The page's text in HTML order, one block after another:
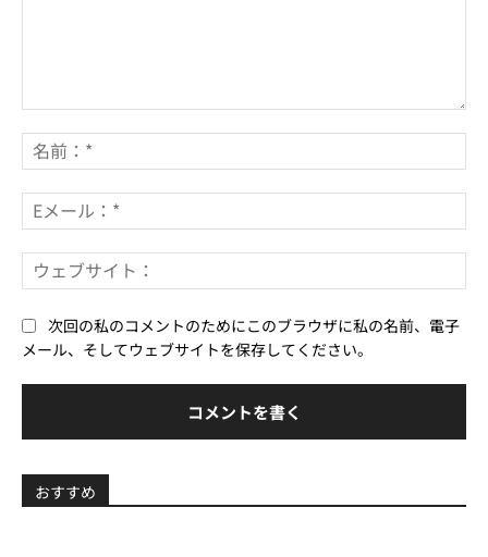
メ
ン
ト：
前
*
メ
ー
*ェ
次回の私のコメントのためにこのブラウザに私の名前、電子
メール、そしてウェブサイトを保存してください。
おすすめ